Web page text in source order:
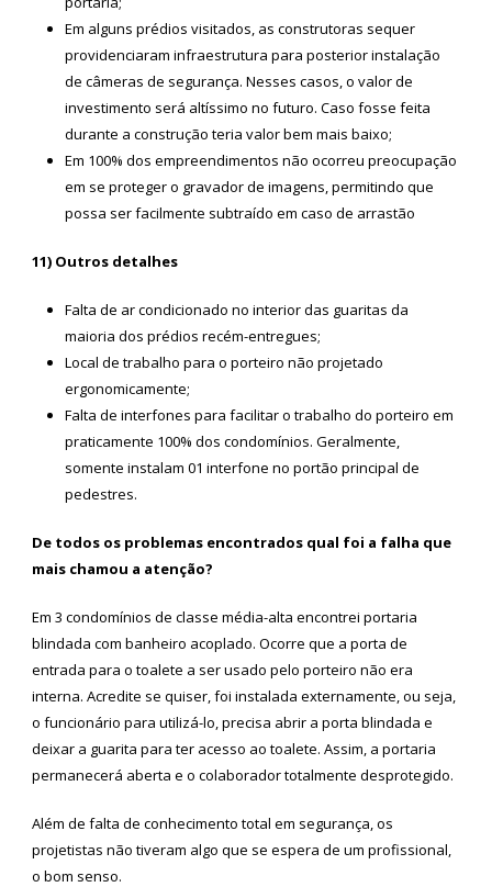
Em alguns prédios visitados, as construtoras sequer
providenciaram infraestrutura para posterior instalação
de câmeras de segurança. Nesses casos, o valor de
investimento será altíssimo no futuro. Caso fosse feita
durante a construção teria valor bem mais baixo;
Em 100% dos empreendimentos não ocorreu preocupação
em se proteger o gravador de imagens, permitindo que
possa ser facilmente subtraído em caso de arrastão
11) Outros detalhes
Falta de ar condicionado no interior das guaritas da
maioria dos prédios recém-entregues;
Local de trabalho para o porteiro não projetado
ergonomicamente;
Falta de interfones para facilitar o trabalho do porteiro em
praticamente 100% dos condomínios. Geralmente,
somente instalam 01 interfone no portão principal de
pedestres.
De todos os problemas encontrados qual foi a falha que
mais chamou a atenção?
Em 3 condomínios de classe média-alta encontrei portaria
blindada com banheiro acoplado. Ocorre que a porta de
entrada para o toalete a ser usado pelo porteiro não era
interna. Acredite se quiser, foi instalada externamente, ou seja,
o funcionário para utilizá-lo, precisa abrir a porta blindada e
deixar a guarita para ter acesso ao toalete. Assim, a portaria
permanecerá aberta e o colaborador totalmente desprotegido.
Além de falta de conhecimento total em segurança, os
projetistas não tiveram algo que se espera de um profissional,
o bom senso.